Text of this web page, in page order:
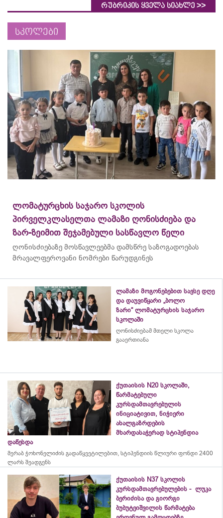
რუბრიკის ყველა სიახლე >>
სკოლები
ლომატურცხის საჯარო სკოლის
პირველკლასელთა ლამაზი ღონისძიება და
ზარ-ზეიმით შეჯამებული სასწავლო წელი
ღონისძიებაზე მოსწავლეებმა დამსწრე საზოგადოებას
მრავალფეროვანი ნომრები წარუდგინეს
ლამაზი მოგონებებით სავსე დღე
და დაუვიწყარი „ბოლო
ზარი“ ლომატურცხის საჯარო
სკოლაში
ღონისძიებამ მთელი სკოლა
გააერთიანა
ქუთაისის N20 სკოლაში,
წარმატებული
კურსდამთავრებულის
ინიციატივით, ნიჭიერი
ახალგაზრდების
მხარდასაჭერად სტიპენდია
დაწესდა
მერაბ ჭოხონელიძის გადაწყვეტილებით, სტიპენდიის წლიური ფონდი 2400
ლარს შეადგენს
ქუთაისის N37 სკოლის
კურსდამთავრებულების - ლუკა
ბერიძისა და გიორგი
ბუბუტეიშვილის წარმატება